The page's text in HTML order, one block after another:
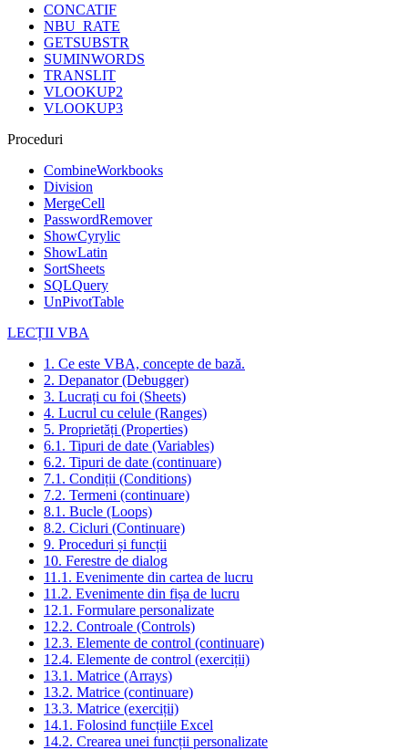
CONCATIF
NBU_RATE
GETSUBSTR
SUMINWORDS
TRANSLIT
VLOOKUP2
VLOOKUP3
Proceduri
CombineWorkbooks
Division
MergeCell
PasswordRemover
ShowCyrylic
ShowLatin
SortSheets
SQLQuery
UnPivotTable
LECȚII VBA
1. Ce este VBA, concepte de bază.
2. Depanator (Debugger)
3. Lucrați cu foi (Sheets)
4. Lucrul cu celule (Ranges)
5. Proprietăți (Properties)
6.1. Tipuri de date (Variables)
6.2. Tipuri de date (continuare)
7.1. Condiții (Conditions)
7.2. Termeni (continuare)
8.1. Bucle (Loops)
8.2. Cicluri (Continuare)
9. Proceduri și funcții
10. Ferestre de dialog
11.1. Evenimente din cartea de lucru
11.2. Evenimente din fișa de lucru
12.1. Formulare personalizate
12.2. Controale (Controls)
12.3. Elemente de control (continuare)
12.4. Elemente de control (exerciții)
13.1. Matrice (Arrays)
13.2. Matrice (continuare)
13.3. Matrice (exerciții)
14.1. Folosind funcțiile Excel
14.2. Crearea unei funcții personalizate